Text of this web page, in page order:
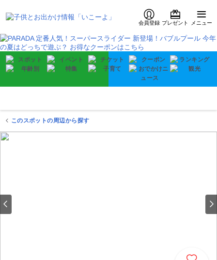
会員登録 プレゼント メニュー
このスポットの周辺から探す